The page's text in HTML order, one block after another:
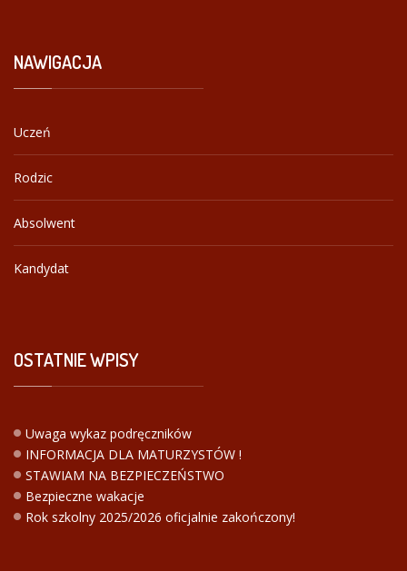
NAWIGACJA
Uczeń
Rodzic
Absolwent
Kandydat
OSTATNIEWPISY
Uwaga wykaz podręczników
INFORMACJA DLA MATURZYSTÓW !
STAWIAM NA BEZPIECZEŃSTWO
Bezpieczne wakacje
Rok szkolny 2025/2026 oficjalnie zakończony!